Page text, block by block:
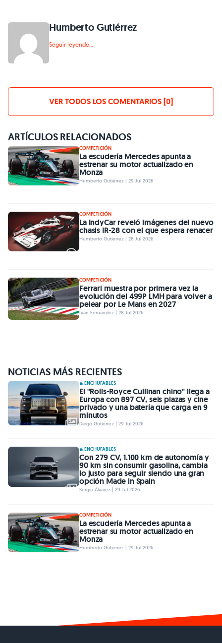
Humberto Gutiérrez
Seguir leyendo...
VER TODOS LOS COMENTARIOS [0]
ARTÍCULOS RELACIONADOS
COMPETICIÓN
La escudería Mercedes apunta a
estrenar su motor actualizado en
Monza
Humberto Gutiérrez | 29 Jul 2026
COMPETICIÓN
La IndyCar reveló imágenes del nuevo
chasis IR-28 con el que espera renacer
Humberto Gutiérrez | 28 Jul 2026
COMPETICIÓN
Ferrari muestra por primera vez la
evolución del 499P LMH para volver a
pelear por Le Mans en 2027
Iván Fernández | 28 Jul 2026
NOTICIAS MÁS RECIENTES
ENCHUFABLES
El "Rolls-Royce Cullinan chino" llega a
Europa con 897 CV, seis plazas y cine
privado y una batería que carga en 9
minutos
Diego Gutiérrez | 29 Jul 2026
ENCHUFABLES
Con 279 CV, 1.100 km de autonomía y
90 km sin consumir gasolina, cambia
lo justo para seguir siendo una gran
opción Made in Spain
Sergio Álvarez | 29 Jul 2026
COMPETICIÓN
La escudería Mercedes apunta a
estrenar su motor actualizado en
Monza
Humberto Gutiérrez | 29 Jul 2026